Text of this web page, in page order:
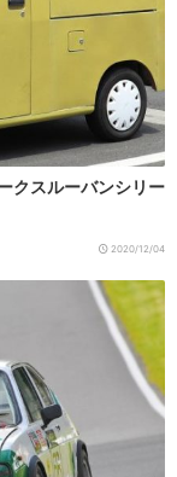
クスルーバンシリー
2020/12/04